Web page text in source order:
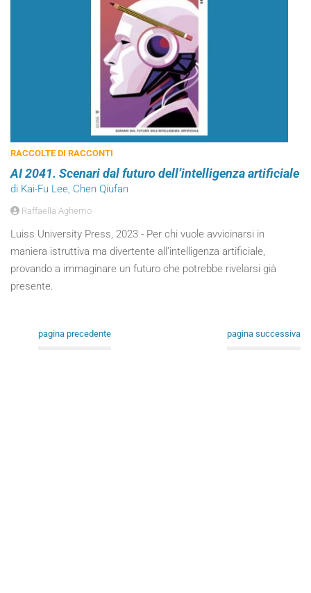
RACCOLTE DI RACCONTI
AI 2041. Scenari dal futuro dell’intelligenza artificiale
di Kai-Fu Lee, Chen Qiufan
Raffaella Aghemo
Luiss University Press, 2023 - Per chi vuole avvicinarsi in
maniera istruttiva ma divertente all’intelligenza artificiale,
provando a immaginare un futuro che potrebbe rivelarsi già
presente.
pagina precedente pagina successiva